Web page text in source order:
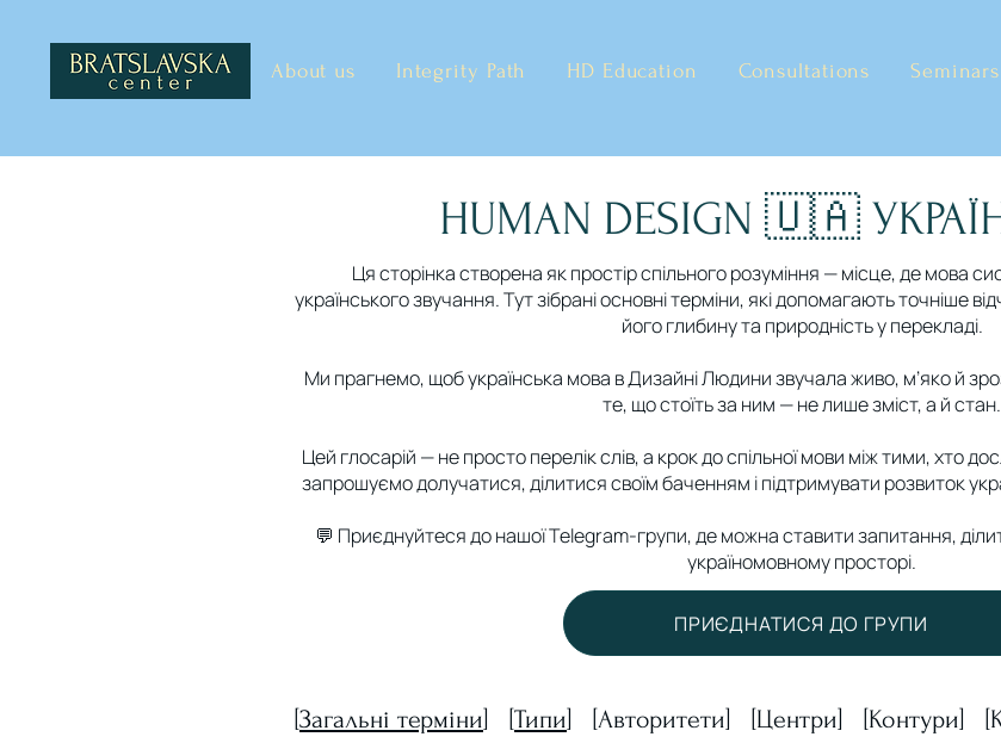
About us Integrity Path HD Education Consultations Seminars
HUMAN DESIGN 🇺🇦
Ця сторінка створена як простір спільного розуміння — місце, де мова
українського звучання. Тут зібрані основні терміни, які допомагають точніше
його глибину та природність у перекладі.
Ми прагнемо, щоб українська мова в Дизайні Людини звучала живо, м’яко й
те, що стоїть за ним — не лише зміст, а й стан.
Цей глосарій — не просто перелік слів, а крок до спільної мови між тими, хто
запрошуємо долучатися, ділитися своїм баченням і підтримувати розвиток
💬 Приєднуйтеся до нашої Telegram-групи, де можна ставити запитання,
україномовному просторі.
ПРИЄДНАТИСЯ ДО ГРУПИ
[Загальні терміни] [Типи] [Авторитети] [Центри] [Контури]